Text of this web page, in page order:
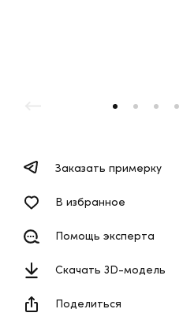
Заказать примерку
В избранное
Помощь эксперта
Скачать 3D-модель
Поделиться